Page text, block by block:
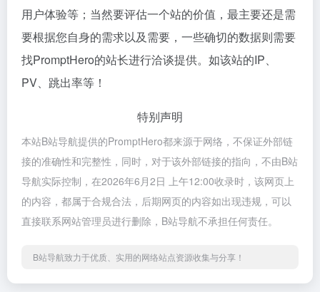
用户体验等；当然要评估一个站的价值，最主要还是需
要根据您自身的需求以及需要，一些确切的数据则需要
找PromptHero的站长进行洽谈提供。如该站的IP、
PV、跳出率等！
特别声明
本站B站导航提供的PromptHero都来源于网络，不保证外部链
接的准确性和完整性，同时，对于该外部链接的指向，不由B站
导航实际控制，在2026年6月2日 上午12:00收录时，该网页上
的内容，都属于合规合法，后期网页的内容如出现违规，可以
直接联系网站管理员进行删除，B站导航不承担任何责任。
B站导航致力于优质、实用的网络站点资源收集与分享！